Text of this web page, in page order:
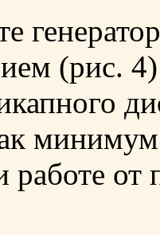
(рис. 4)
от